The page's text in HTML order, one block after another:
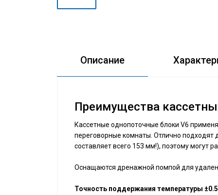
Описание
Преимущества
Кассетные однопоточные блоки V6
переговорные комнаты. Отлично подходят
составляет всего 153 мм!), поэтому могут
Оснащаются дренажной помпой для
Точность поддержания температуры ±0.5